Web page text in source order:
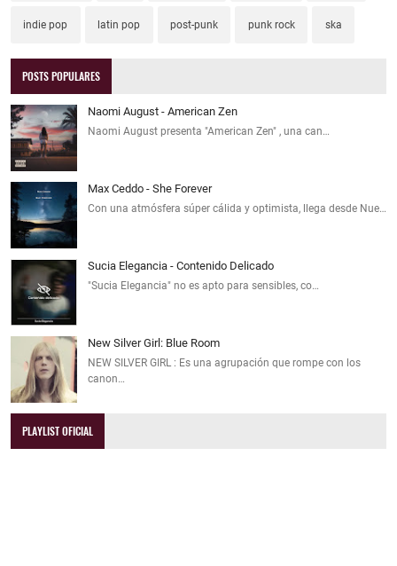
indie pop latin pop post-punk punk rock ska
POSTS POPULARES
Naomi August - American Zen
Naomi August presenta "American Zen" , una can…
Max Ceddo - She Forever
Con una atmósfera súper cálida y optimista, llega desde Nue…
Sucia Elegancia - Contenido Delicado
"Sucia Elegancia" no es apto para sensibles, co…
New Silver Girl: Blue Room
NEW SILVER GIRL : Es una agrupación que rompe con los
canon…
PLAYLIST OFICIAL